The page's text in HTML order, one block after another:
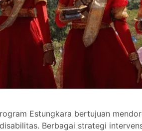
Estungkara bertujuan
Berbagai strategi